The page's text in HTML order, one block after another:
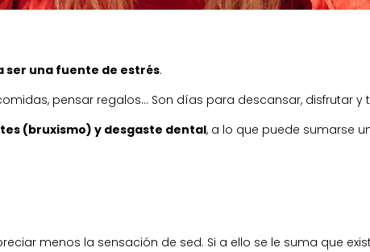
ser una fuente de estrés.
pensar regalos… Son días para descansar, disfrutar
(bruxismo) y desgaste dental, a lo que puede sumarse
menos la sensación de sed. Si a ello se le suma que